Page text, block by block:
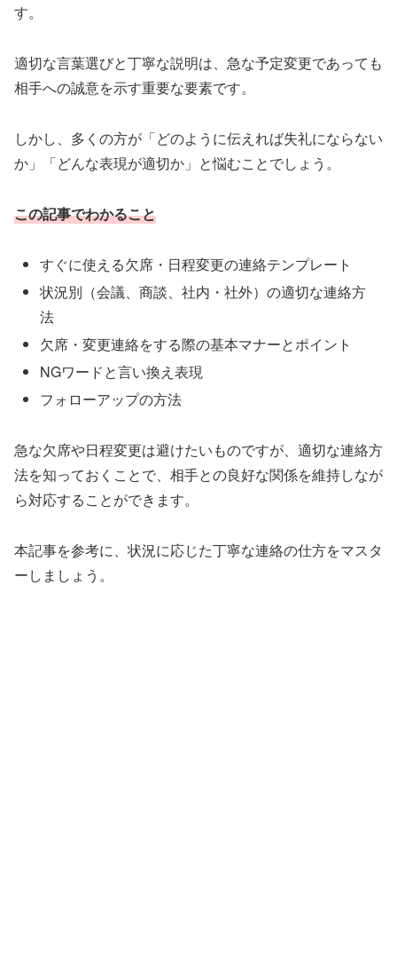
す。
適切な言葉選びと丁寧な説明は、急な予定変更であっても
相手への誠意を示す重要な要素です。
しかし、多くの方が「どのように伝えれば失礼にならない
か」「どんな表現が適切か」と悩むことでしょう。
この記事でわかること
すぐに使える欠席・日程変更の連絡テンプレート
状況別（会議、商談、社内・社外）の適切な連絡方
法
欠席・変更連絡をする際の基本マナーとポイント
NGワードと言い換え表現
フォローアップの方法
急な欠席や日程変更は避けたいものですが、適切な連絡方
法を知っておくことで、相手との良好な関係を維持しなが
ら対応することができます。
本記事を参考に、状況に応じた丁寧な連絡の仕方をマスタ
ーしましょう。